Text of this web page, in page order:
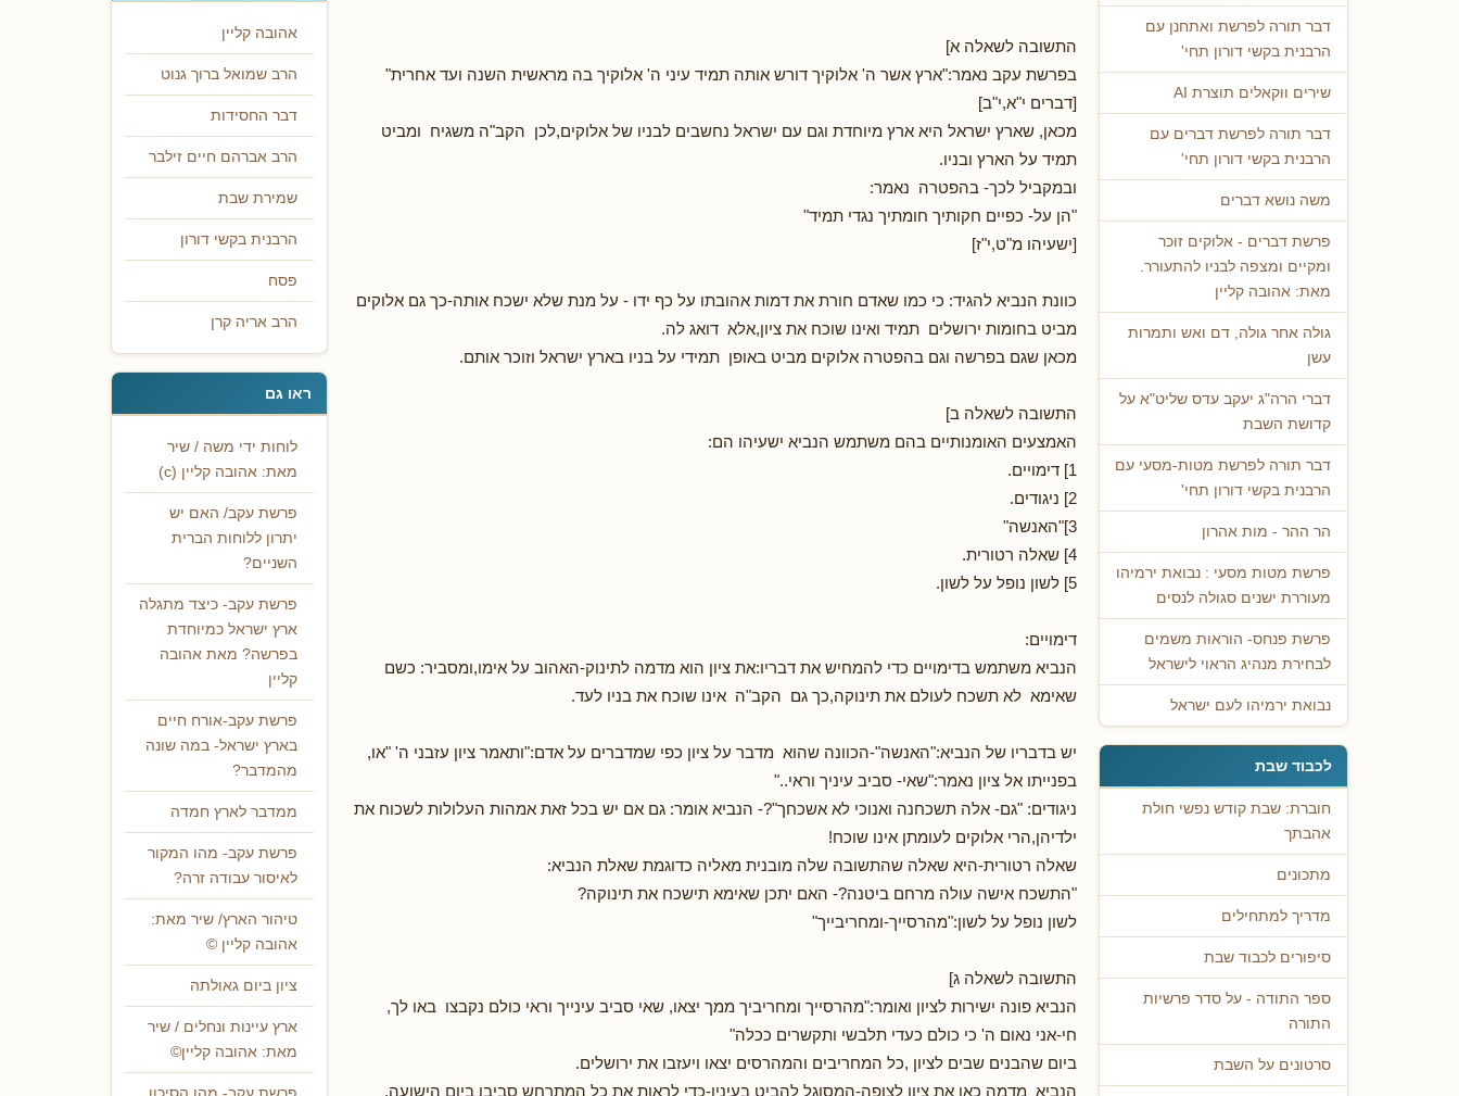
דבר תורה לפרשת ואתחנן עם
הרבנית בקשי דורון תחי'
שירים ווקאלים תוצרת AI
דבר תורה לפרשת דברים עם
הרבנית בקשי דורון תחי'
משה נושא דברים
פרשת דברים - אלוקים זוכר
ומקיים ומצפה לבניו להתעורר.
מאת: אהובה קליין
גולה אחר גולה, דם ואש ותמרות
עשן
דברי הרה"ג יעקב עדס שליט"א על
קדושת השבת
דבר תורה לפרשת מטות-מסעי עם
הרבנית בקשי דורון תחי'
הר ההר - מות אהרון
פרשת מטות מסעי : נבואת ירמיהו
מעוררת ישנים סגולה לנסים
פרשת פנחס- הוראות משמים
לבחירת מנהיג הראוי לישראל
נבואת ירמיהו לעם ישראל
לכבוד שבת
חוברת: שבת קודש נפשי חולת
אהבתך
מתכונים
מדריך למתחילים
סיפורים לכבוד שבת
ספר התודה - על סדר פרשיות
התורה
סרטונים על השבת
התשובה לשאלה א]
בפרשת עקב נאמר:"ארץ אשר ה' אלוקיך דורש אותה תמיד עיני ה' אלוקיך בה מראשית השנה ועד אחרית"
[דברים י"א,י"ב]
מכאן, שארץ ישראל היא ארץ מיוחדת וגם עם ישראל נחשבים לבניו של אלוקים,לכן הקב"ה משגיח ומביט
תמיד על הארץ ובניו.
ובמקביל לכך- בהפטרה נאמר:
"הן על- כפיים חקותיך חומתיך נגדי תמיד"
[ישעיהו מ"ט,י"ז]
כוונת הנביא להגיד: כי כמו שאדם חורת את דמות אהובתו על כף ידו - על מנת שלא ישכח אותה-כך גם אלוקים
מביט בחומות ירושלים תמיד ואינו שוכח את ציון,אלא דואג לה.
מכאן שגם בפרשה וגם בהפטרה אלוקים מביט באופן תמידי על בניו בארץ ישראל וזוכר אותם.
התשובה לשאלה ב]
האמצעים האומנותיים בהם משתמש הנביא ישעיהו הם:
1] דימויים.
2] ניגודים.
3]"האנשה"
4] שאלה רטורית.
5] לשון נופל על לשון.
דימויים:
הנביא משתמש בדימויים כדי להמחיש את דבריו:את ציון הוא מדמה לתינוק-האהוב על אימו,ומסביר: כשם
שאימא לא תשכח לעולם את תינוקה,כך גם הקב"ה אינו שוכח את בניו לעד.
יש בדבריו של הנביא:"האנשה"-הכוונה שהוא מדבר על ציון כפי שמדברים על אדם:"ותאמר ציון עזבני ה' "או,
בפנייתו אל ציון נאמר:"שאי- סביב עיניך וראי.."
ניגודים: "גם- אלה תשכחנה ואנוכי לא אשכחך"?- הנביא אומר: גם אם יש בכל זאת אמהות העלולות לשכוח את
ילדיהן,הרי אלוקים לעומתן אינו שוכח!
שאלה רטורית-היא שאלה שהתשובה שלה מובנית מאליה כדוגמת שאלת הנביא:
"התשכח אישה עולה מרחם ביטנה?- האם יתכן שאימא תישכח את תינוקה?
לשון נופל על לשון:"מהרסייך-ומחריבייך"
התשובה לשאלה ג]
הנביא פונה ישירות לציון ואומר:"מהרסייך ומחריביך ממך יצאו, שאי סביב עינייך וראי כולם נקבצו באו לך,
חי-אני נאום ה' כי כולם כעדי תלבשי ותקשרים ככלה"
ביום שהבנים שבים לציון ,כל המחריבים והמהרסים יצאו ויעזבו את ירושלים.
הנביא מדמה כאן את ציון לצופה-המסוגל להביט בעיניו-כדי לראות את כל המתרחש סביבו ביום הישועה,
אהובה קליין
הרב שמואל ברוך גנוט
דבר החסידות
הרב אברהם חיים זילבר
שמירת שבת
הרבנית בקשי דורון
פסח
הרב אריה קרן
ראו גם
לוחות ידי משה / שיר
מאת: אהובה קליין (c)
פרשת עקב/ האם יש
יתרון ללוחות הברית
השניים?
פרשת עקב- כיצד מתגלה
ארץ ישראל כמיוחדת
בפרשה? מאת אהובה
קליין
פרשת עקב-אורח חיים
בארץ ישראל- במה שונה
מהמדבר?
ממדבר לארץ חמדה
פרשת עקב- מהו המקור
לאיסור עבודה זרה?
טיהור הארץ/ שיר מאת:
אהובה קליין ©
ציון ביום גאולתה
ארץ עיינות ונחלים / שיר
מאת: אהובה קליין©